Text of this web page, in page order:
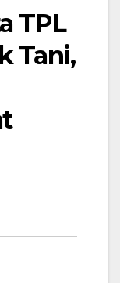
TPL
Tani,